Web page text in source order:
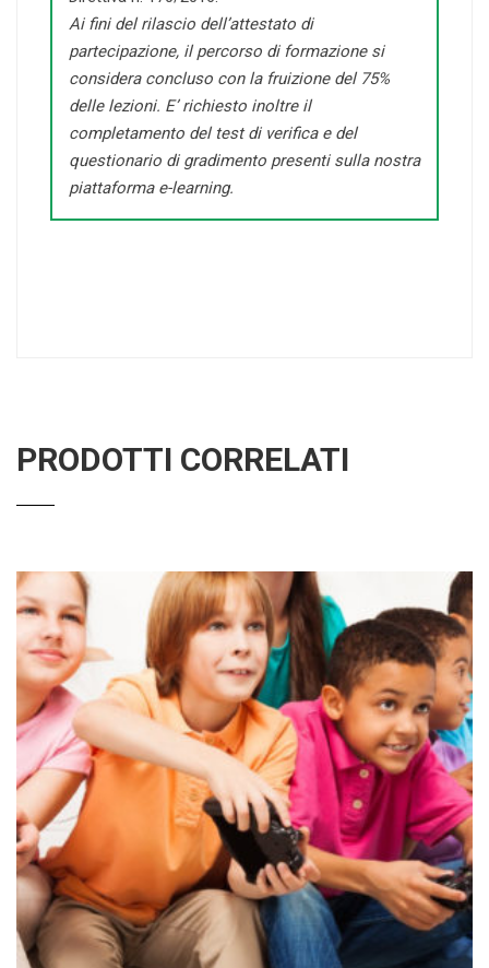
Ai fini del rilascio dell’attestato di
partecipazione, il percorso di formazione si
considera concluso con la fruizione del 75%
delle lezioni. E’ richiesto inoltre il
completamento del test di verifica e del
questionario di gradimento presenti sulla nostra
piattaforma e-learning.
PRODOTTI CORRELATI